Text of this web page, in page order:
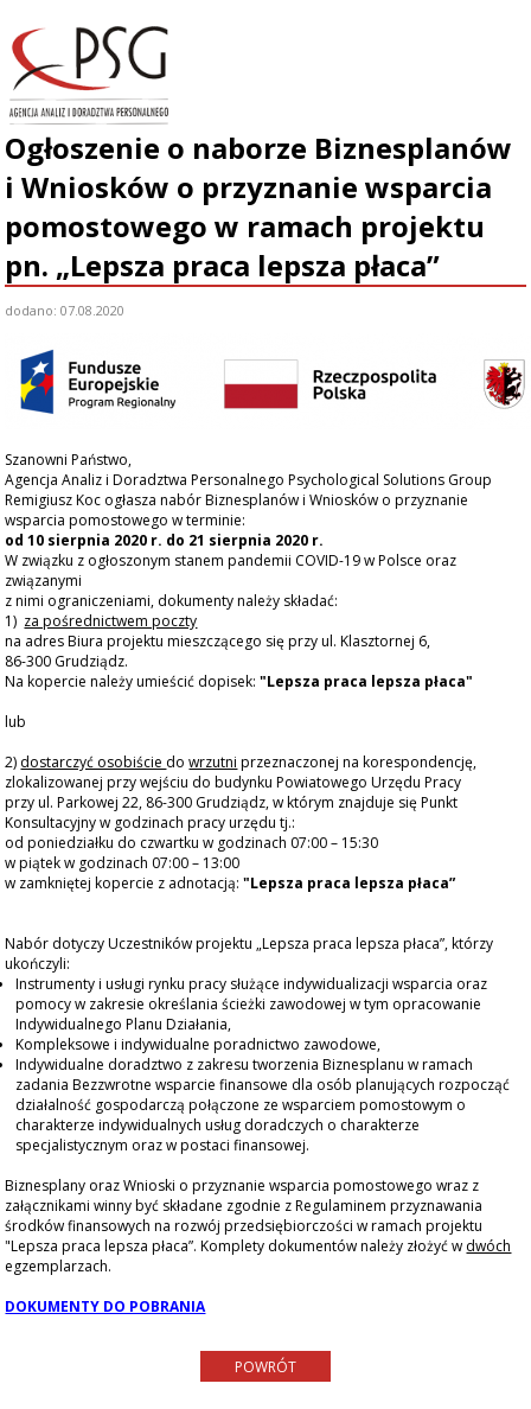
START
O NAS
AKTUALNOŚCI
PROJEKTY
Ogłoszenie o naborze Biznesplanów
i Wniosków o przyznanie wsparcia
pomostowego w ramach projektu
pn. „Lepsza praca lepsza płaca”
dodano: 07.08.2020
Szanowni Państwo,
Agencja Analiz i Doradztwa Personalnego Psychological Solutions Group
Remigiusz Koc ogłasza nabór Biznesplanów i Wniosków o przyznanie
wsparcia pomostowego w terminie:
od 10 sierpnia 2020 r. do 21 sierpnia 2020 r.
W związku z ogłoszonym stanem pandemii COVID-19 w Polsce oraz
związanymi
z nimi ograniczeniami, dokumenty należy składać:
1) za pośrednictwem poczty
na adres Biura projektu mieszczącego się przy ul. Klasztornej 6,
86-300 Grudziądz.
Na kopercie należy umieścić dopisek: "Lepsza praca lepsza płaca"
lub
2) dostarczyć osobiście dowrzutni przeznaczonej na korespondencję,
zlokalizowanej przy wejściu do budynku Powiatowego Urzędu Pracy
przy ul. Parkowej 22, 86-300 Grudziądz, w którym znajduje się Punkt
Konsultacyjny w godzinach pracy urzędu tj.:
od poniedziałku do czwartku w godzinach 07:00 – 15:30
w piątek w godzinach 07:00 – 13:00
w zamkniętej kopercie z adnotacją:"Lepsza praca lepsza płaca”
Nabór dotyczy Uczestników projektu „Lepsza praca lepsza płaca”, którzy
ukończyli:
Instrumenty i usługi rynku pracy służące indywidualizacji wsparcia oraz
pomocy w zakresie określania ścieżki zawodowej w tym opracowanie
Indywidualnego Planu Działania,
Kompleksowe i indywidualne poradnictwo zawodowe,
Indywidualne doradztwo z zakresu tworzenia Biznesplanu w ramach
zadania Bezzwrotne wsparcie finansowe dla osób planujących rozpocząć
działalność gospodarczą połączone ze wsparciem pomostowym o
charakterze indywidualnych usług doradczych o charakterze
specjalistycznym oraz w postaci finansowej.
Biznesplany oraz Wnioski o przyznanie wsparcia pomostowego wraz z
załącznikami winny być składane zgodnie z Regulaminem przyznawania
środków finansowych na rozwój przedsiębiorczości w ramach projektu
"Lepsza praca lepsza płaca”. Komplety dokumentów należy złożyć w dwóch
egzemplarzach.
DOKUMENTY DO POBRANIA
POWRÓT